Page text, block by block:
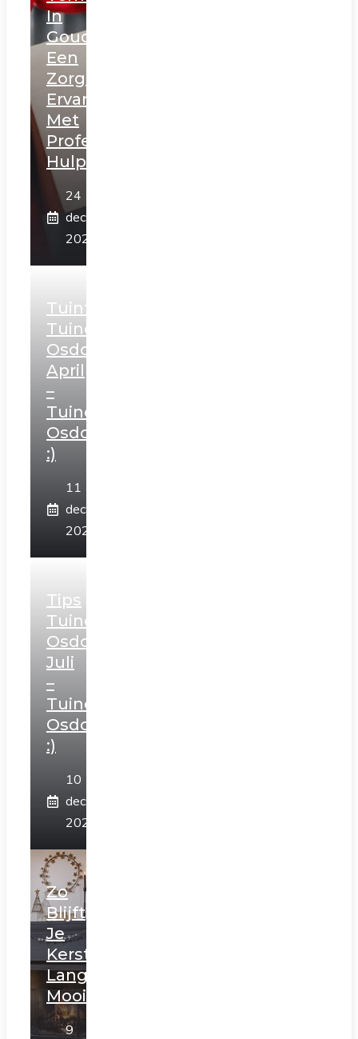
In
Gouda:
Een
Zorgeloze
Ervaring
Met
Professionele
Hulp
24
december
2025
Tuintips
Tuincentrum
Osdorp
April
–
Tuincentrum
Osdorp
:)
11
december
2025
Tips
Tuincentrum
Osdorp
Juli
–
Tuincentrum
Osdorp
:)
10
december
2025
Zo
Blijft
Je
Kerstboom
Langer
Mooi
9